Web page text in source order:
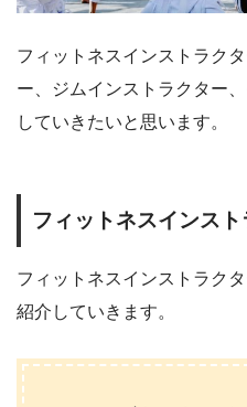
フィットネスインストラク
ー、ジムインストラクター
していきたいと思います。
フィットネスインス
フィットネスインストラク
紹介していきます。